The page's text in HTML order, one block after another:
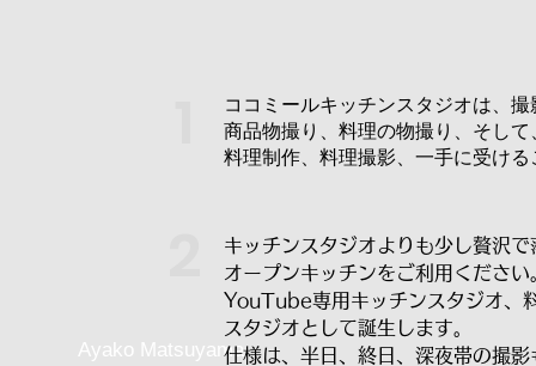
Ayako Matsuyama
キッチンスタジオよりも少し贅沢
オープンキッチンをご利用ください
YouTube専用キッチンスタジオ、
スタジオとして誕生します。
仕様は、半日、終日、深夜帯の撮影
ココミールキッチンスタジオは、
商品物撮り、料理の物撮り、そし
料理制作、料理撮影、一手に受け